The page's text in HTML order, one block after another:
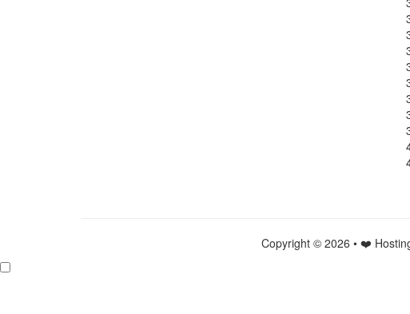
Copyright © 2026 • ❤️